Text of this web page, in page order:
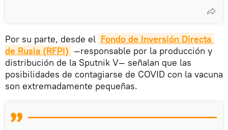
Por su parte, desde el Fondo de Inversión Directa
de Rusia (RFPI) —responsable por la producción y
distribución de la Sputnik V— señalan que las
posibilidades de contagiarse de COVID con la vacuna
son extremadamente pequeñas.